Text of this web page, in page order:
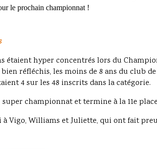
le prochain championnat !
étaient hyper concentrés lors du
bien réfléchis, les moins de 8 ans du club
4 sur les 48 inscrits dans la catégorie.
championnat et termine à la 11e
à Vigo, Williams et Juliette, qui ont fait